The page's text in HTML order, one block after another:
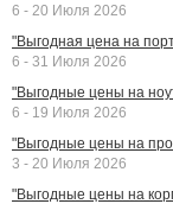
6 - 20 Июля 2026
"Выгодная цена на
6 - 31 Июля 2026
"Выгодные цены на
6 - 19 Июля 2026
"Выгодные цены на
3 - 20 Июля 2026
"Выгодные цены на